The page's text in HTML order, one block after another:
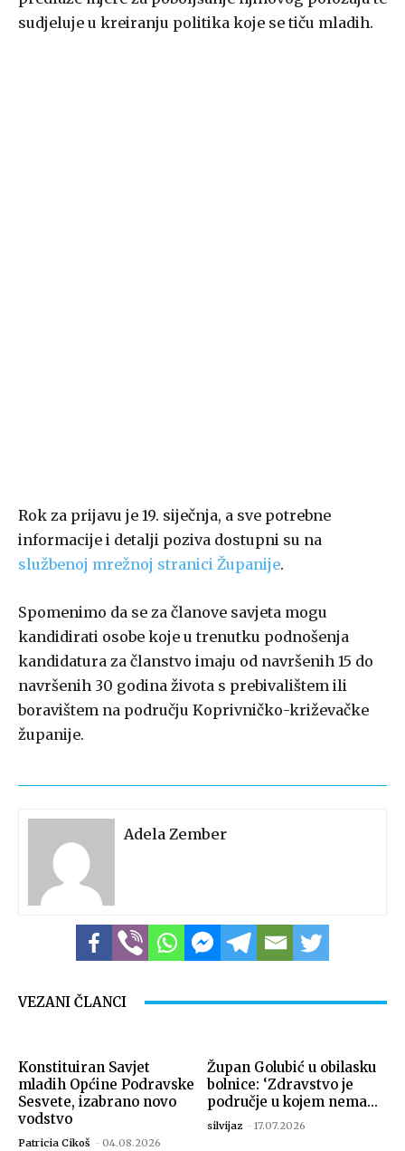
sudjeluje u kreiranju politika koje se tiču mladih.
Rok za prijavu je 19. siječnja, a sve potrebne
informacije i detalji poziva dostupni su na
službenoj mrežnoj stranici Županije.
Spomenimo da se za članove savjeta mogu
kandidirati osobe koje u trenutku podnošenja
kandidatura za članstvo imaju od navršenih 15 do
navršenih 30 godina života s prebivalištem ili
boravištem na području Koprivničko-križevačke
županije.
Adela Zember
VEZANI ČLANCI
Konstituiran Savjet
mladih Općine Podravske
Sesvete, izabrano novo
vodstvo
Patricia Cikoš - 04.08.2026
Župan Golubić u obilasku
bolnice: ‘Zdravstvo je
područje u kojem nema...
silvijaz - 17.07.2026